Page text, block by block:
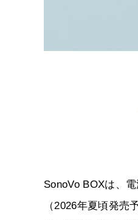
SonoVo BOXは、
（2026年夏頃発